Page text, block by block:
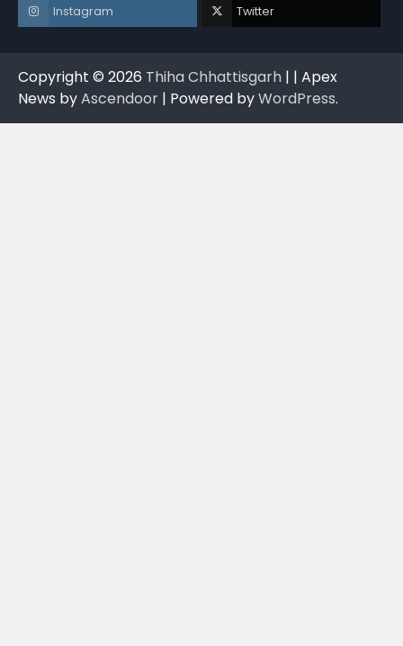
Instagram Twitter
Copyright © 2026 Thiha Chhattisgarh | | Apex
News byAscendoor | Powered byWordPress.